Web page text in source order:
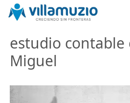
estudio contable
Miguel